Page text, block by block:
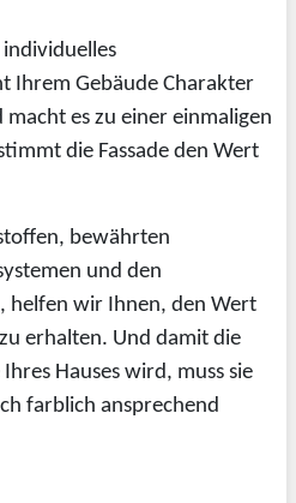
Ihrem Gebäude Charakter
es zu einer einmaligen
die Fassade den Wert
bewährten
und den
helfen wir Ihnen, den Wert
erhalten. Und damit die
Hauses wird, muss sie
farblich ansprechend